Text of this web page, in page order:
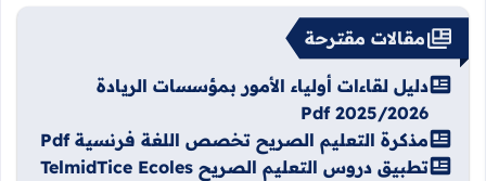
مقالات مقترحة
دليل لقاءات أولياء الأمور بمؤسسات الريادة
2025/2026 Pdf
مذكرة التعليم الصريح تخصص اللغة فرنسية Pdf
تطبيق دروس التعليم الصريح TelmidTice Ecoles